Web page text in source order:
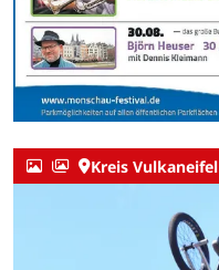
Kreis Vulkaneifel